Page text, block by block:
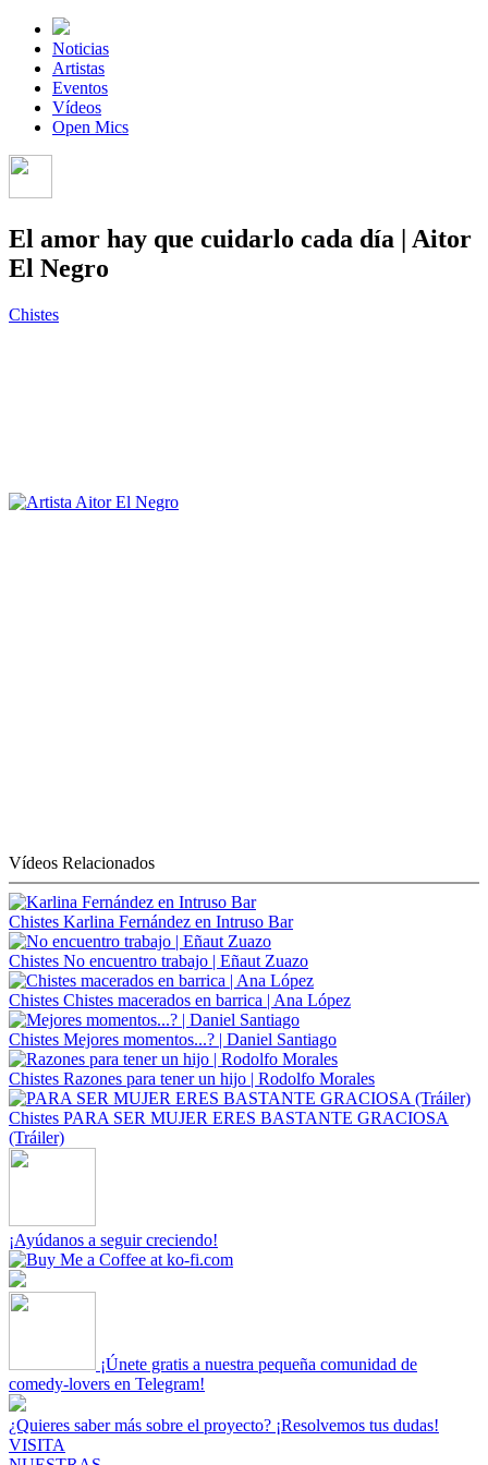
Noticias
Artistas
Eventos
Vídeos
Open Mics
El amor hay que cuidarlo cada día | Aitor
El Negro
Chistes
Vídeos Relacionados
Chistes Karlina Fernández en Intruso Bar
Chistes No encuentro trabajo | Eñaut Zuazo
Chistes Chistes macerados en barrica | Ana López
Chistes Mejores momentos...? | Daniel Santiago
Chistes Razones para tener un hijo | Rodolfo Morales
Chistes PARA SER MUJER ERES BASTANTE GRACIOSA
(Tráiler)
¡Ayúdanos a seguir creciendo!
¡Únete gratis a nuestra pequeña comunidad de
comedy-lovers en Telegram!
¿Quieres saber más sobre el proyecto? ¡Resolvemos tus dudas!
VISITA